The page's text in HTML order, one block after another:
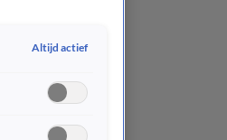
Altijd actief